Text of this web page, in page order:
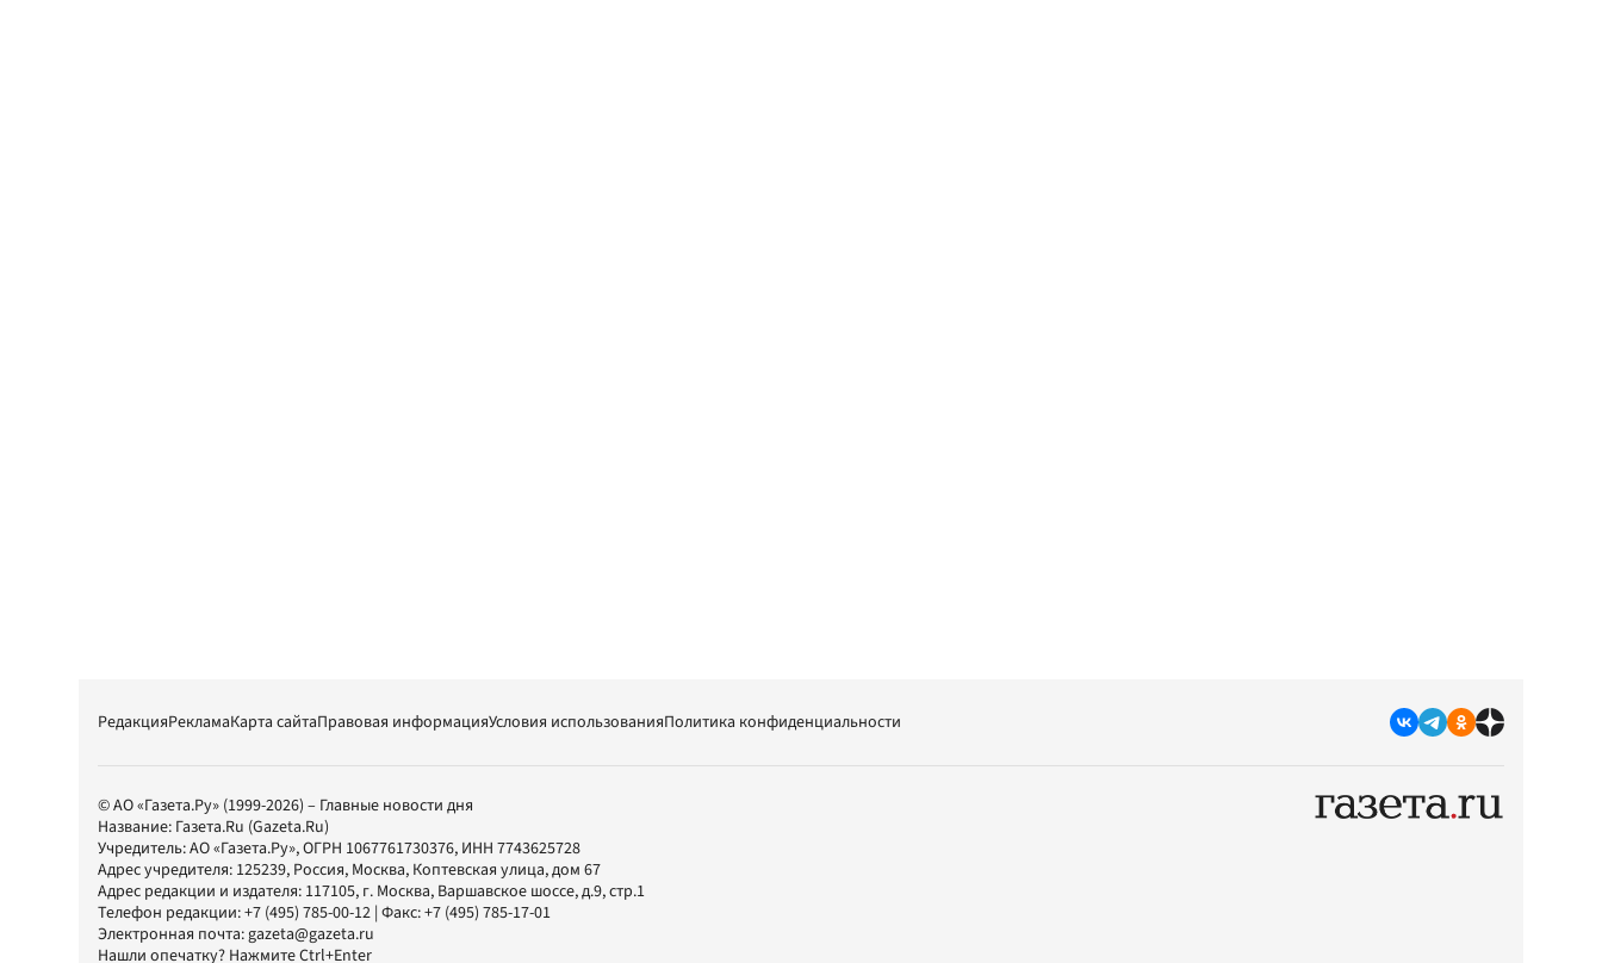
РедакцияРекламаКарта сайтаПравовая информацияУсловия использованияПолитика конфиденциальности
© АО «Газета.Ру» (1999-2026) – Главные новости дня
Название: Газета.Ru (Gazeta.Ru)
Учредитель:АО «Газета.Ру», ОГРН 1067761730376, ИНН 7743625728
Адрес учредителя: 125239, Россия, Москва, Коптевская улица, дом 67
Адрес редакции и издателя: 117105, г. Москва, Варшавское шоссе, д.9, стр.1
Телефон редакции:+7 (495) 785-00-12 | Факс:+7 (495) 785-17-01
Электронная почта:gazeta@gazeta.ru
Нашли опечатку? Нажмите Ctrl+Enter